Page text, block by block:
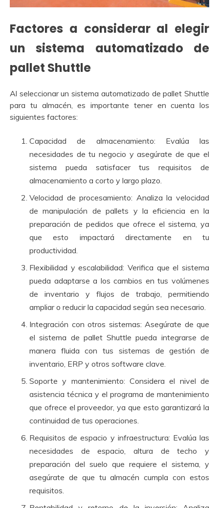
Factores a considerar al elegir
un sistema automatizado de
pallet Shuttle
Al seleccionar un sistema automatizado de pallet Shuttle
para tu almacén, es importante tener en cuenta los
siguientes factores:
Capacidad de almacenamiento: Evalúa las
necesidades de tu negocio y asegúrate de que el
sistema pueda satisfacer tus requisitos de
almacenamiento a corto y largo plazo.
Velocidad de procesamiento: Analiza la velocidad
de manipulación de pallets y la eficiencia en la
preparación de pedidos que ofrece el sistema, ya
que esto impactará directamente en tu
productividad.
Flexibilidad y escalabilidad: Verifica que el sistema
pueda adaptarse a los cambios en tus volúmenes
de inventario y flujos de trabajo, permitiendo
ampliar o reducir la capacidad según sea necesario.
Integración con otros sistemas: Asegúrate de que
el sistema de pallet Shuttle pueda integrarse de
manera fluida con tus sistemas de gestión de
inventario, ERP y otros software clave.
Soporte y mantenimiento: Considera el nivel de
asistencia técnica y el programa de mantenimiento
que ofrece el proveedor, ya que esto garantizará la
continuidad de tus operaciones.
Requisitos de espacio y infraestructura: Evalúa las
necesidades de espacio, altura de techo y
preparación del suelo que requiere el sistema, y
asegúrate de que tu almacén cumpla con estos
requisitos.